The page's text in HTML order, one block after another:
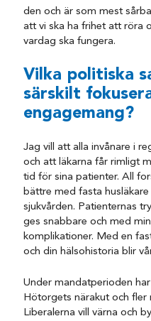
den och är som mest
att vi ska ha frihet att röra
vardag ska fungera.
Vilka politiska
särskilt
engagemang?
Jag vill att alla invånare i
och att läkarna får rimligt
tid för sina patienter. All
bättre med fasta
sjukvården. Patienternas
ges snabbare och med
komplikationer. Med en
och din hälsohistoria blir
Under mandatperioden
Hötorgets närakut och fler
Liberalerna vill värna och